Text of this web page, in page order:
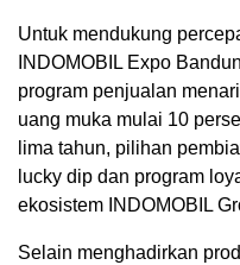
Untuk mendukung
INDOMOBIL Expo
program penjualan
uang muka mulai 10
lima tahun, pilihan
lucky dip dan program
ekosistem INDOMOBIL
Selain menghadirkan